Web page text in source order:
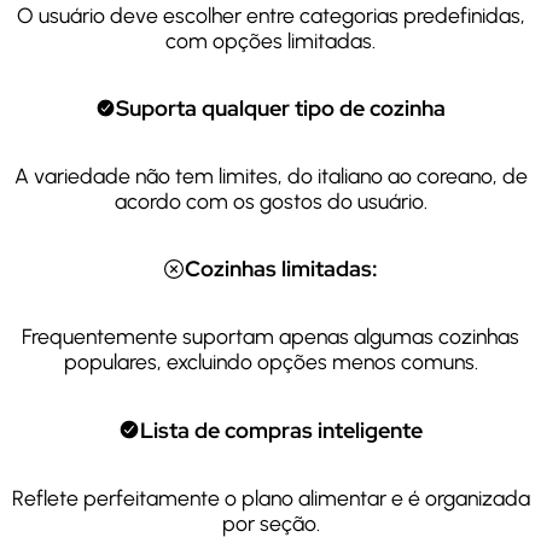
O usuário deve escolher entre categorias predefinidas,
com opções limitadas.
Suporta qualquer tipo de cozinha
A variedade não tem limites, do italiano ao coreano, de
acordo com os gostos do usuário.
Cozinhas limitadas:
Frequentemente suportam apenas algumas cozinhas
populares, excluindo opções menos comuns.
Lista de compras inteligente
Reflete perfeitamente o plano alimentar e é organizada
por seção.